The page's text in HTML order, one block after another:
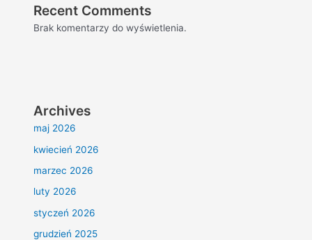
Recent Comments
Brak komentarzy do wyświetlenia.
Archives
maj 2026
kwiecień 2026
marzec 2026
luty 2026
styczeń 2026
grudzień 2025